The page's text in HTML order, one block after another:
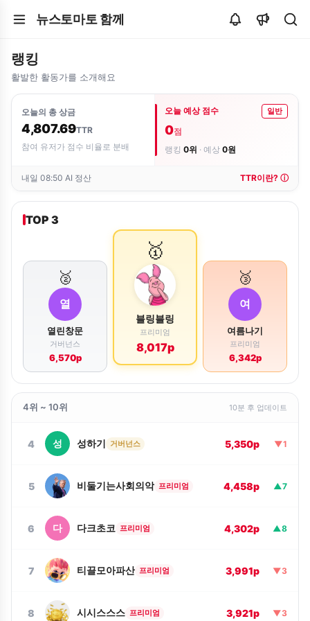
뉴스토마토 함께
랭킹
활발한 활동가를 소개해요
오늘의 총 상금
4,807.69TTR
참여 유저가 점수 비율로 분배
오늘 예상 점수 일반
0점
랭킹 0위 · 예상 0원
내일 08:50 AI 정산 TTR이란? ⓘ
TOP 3
🥇
블링블링
프리미엄
8,017p
🥈
열
열린창문
거버넌스
6,570p
🥉
여
여름나기
프리미엄
6,342p
4위 ~ 10위 10분 후 업데이트
4 성 성하기 거버넌스 5,350p ▼1
5 비둘기는사회의악 프리미엄 4,458p ▲7
6 다 다크초코 프리미엄 4,302p ▲8
7 티끌모아파산 프리미엄 3,991p ▼3
8 시시스스스 프리미엄 3,921p ▼3